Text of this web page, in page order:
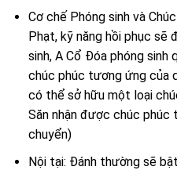
Cơ chế Phóng sinh và
Phạt, kỹ năng hồi phục sẽ
sinh, A Cổ Đóa phóng
chúc phúc tương ứng của
có thể sở hữu một loại
Săn nhận được chúc
chuyển)
Nội tại: Đánh thường sẽ